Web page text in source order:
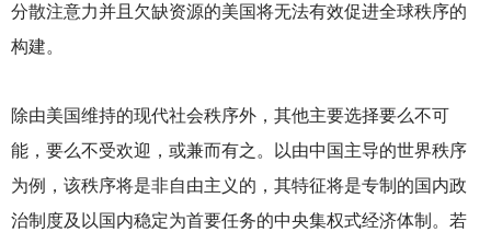
分散注意力并且欠缺资源的美国将无法有效促进全球秩序的
构建。
除由美国维持的现代社会秩序外，其他主要选择要么不可
能，要么不受欢迎，或兼而有之。以由中国主导的世界秩序
为例，该秩序将是非自由主义的，其特征将是专制的国内政
治制度及以国内稳定为首要任务的中央集权式经济体制。若